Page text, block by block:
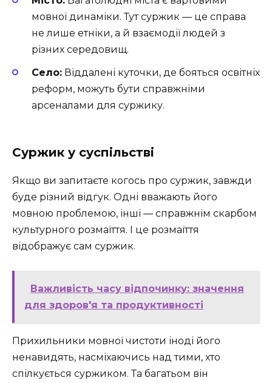
мовної динаміки. Тут суржик — це справа
не лише етніки, а й взаємодії людей з
різних середовищ.
Село: Віддалені куточки, де бояться освітніх
реформ, можуть бути справжніми
арсеналами для суржику.
Суржик у суспільстві
Якщо ви запитаєте когось про суржик, завжди
буде різний відгук. Одні вважають його
мовною проблемою, інші — справжнім скарбом
культурного розмаїття. І це розмаїття
відображує сам суржик.
Важливість часу відпочинку: значення
для здоров'я та продуктивності
Прихильники мовної чистоти іноді його
ненавидять, насміхаючись над тими, хто
спілкується суржиком. Та багатьом він